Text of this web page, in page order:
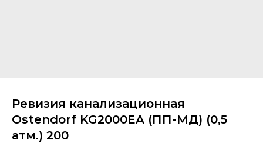
Ревизия канализационная
Ostendorf KG2000EA (ПП-МД) (0,5
атм.) 200